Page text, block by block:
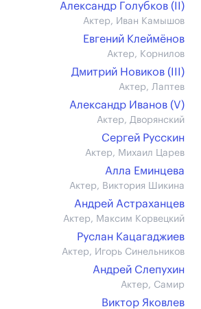
Александр Голубков (II)
Актер, Иван Камышов
Евгений Клеймёнов
Актер, Корнилов
Дмитрий Новиков (III)
Актер, Лаптев
Александр Иванов (V)
Актер, Дворянский
Сергей Русскин
Актер, Михаил Царев
Алла Еминцева
Актер, Виктория Шикина
Андрей Астраханцев
Актер, Максим Корвецкий
Руслан Кацагаджиев
Актер, Игорь Синельников
Андрей Слепухин
Актер, Самир
Виктор Яковлев